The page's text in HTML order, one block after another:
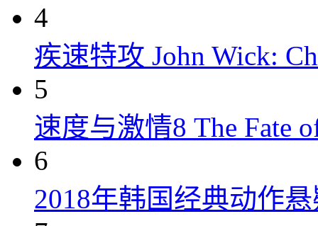
4
疾速特攻 John Wick:
5
速度与激情8 The Fate
6
2018年韩国经典动作